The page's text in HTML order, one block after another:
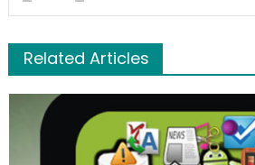
Related Articles